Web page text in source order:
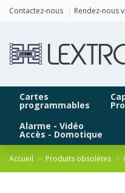
Contactez-nous Rendez-nous
Cartes
programmables
Alarme - Vidéo
Accès - Domotique
Accueil Produits obsolètes
Panneau de gestion des cookies